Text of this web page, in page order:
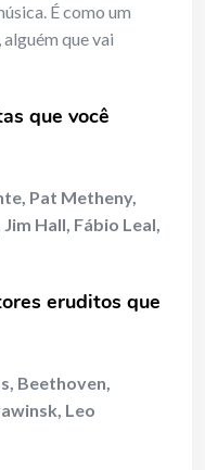
É como um
que vai
que você
Pat Metheny,
Hall, Fábio Leal,
eruditos que
Beethoven,
Leo